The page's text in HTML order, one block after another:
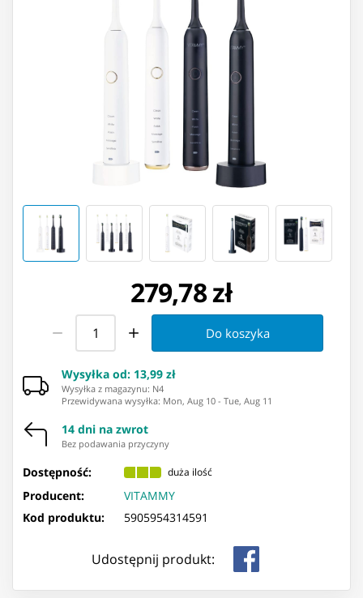
279,78 zł
Do koszyka
Wysyłka od: 13,99 zł
Wysyłka z magazynu: ⁨N4⁩
Przewidywana wysyłka: Mon, Aug 10 - Tue, Aug 11
14 dni na zwrot
Bez podawania przyczyny
Dostępność: duża ilość
Producent:
VITAMMY
Kod produktu:
5905954314591
Udostępnij produkt: